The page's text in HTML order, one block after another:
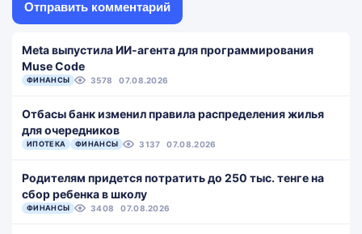
Meta выпустила ИИ-агента для программирования
Muse Code
ФИНАНСЫ 3578 07.08.2026
Отбасы банк изменил правила распределения жилья
для очередников
ИПОТЕКА ФИНАНСЫ 3137 07.08.2026
Родителям придется потратить до 250 тыс. тенге на
сбор ребенка в школу
ФИНАНСЫ 3408 07.08.2026